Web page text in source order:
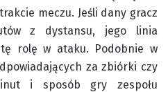
meczu. Jeśli dany gracz
z dystansu, jego linia
rolę w ataku. Podobnie w
za zbiórki czy
i sposób gry zespołu